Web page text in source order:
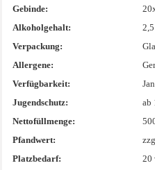
Gebinde:
Alkoholgehalt:
Verpackung:
Allergene:
Verfügbarkeit:
Jugendschutz:
ab
Nettofüllmenge:
Pfandwert:
Platzbedarf:
20